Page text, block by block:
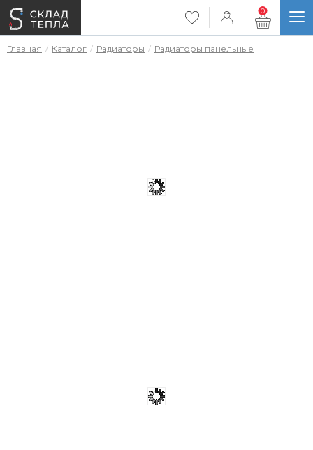
0
Главная Каталог Радиаторы Радиаторы панельные